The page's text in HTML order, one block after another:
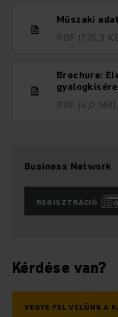
Műszaki
PDF (715,3
Brochure:
PDF (4,0 MB)
Business Network
REGISZTRÁCIÓ
Kérdése van?
VEGYE FEL VELÜNK A